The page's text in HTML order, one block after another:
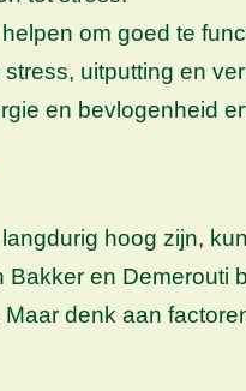
om goed te
uitputting en
en bevlogenheid
hoog zijn,
en Demerouti
denk aan